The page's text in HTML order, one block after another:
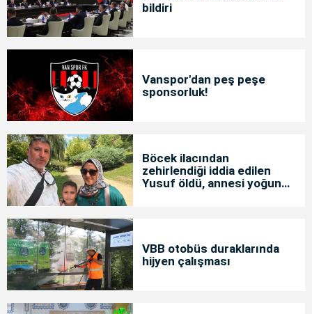
bildiri
Vanspor'dan peş peşe
sponsorluk!
Böcek ilacından
zehirlendiği iddia edilen
Yusuf öldü, annesi yoğun
VBB otobüs duraklarında
hijyen çalışması